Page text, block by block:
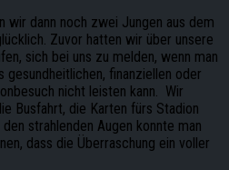
wir dann noch zwei Jungen aus dem
Zuvor hatten wir über unsere
sich bei uns zu melden, wenn man
gesundheitlichen, finanziellen oder
nicht leisten kann. Wir
Busfahrt, die Karten fürs Stadion
strahlenden Augen konnte man
dass die Überraschung ein voller